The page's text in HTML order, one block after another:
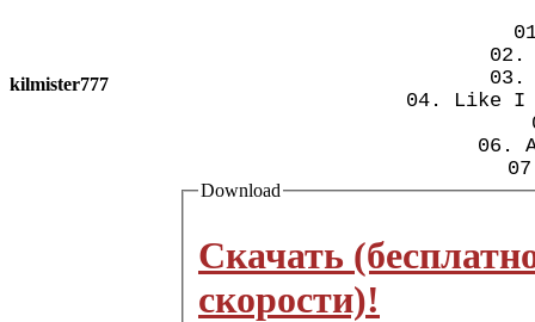
kilmister777
02.
03.
04. Like I
06.
Download
Скачать
скорости)!